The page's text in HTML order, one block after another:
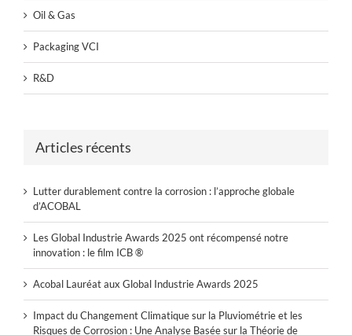
Oil & Gas
Packaging VCI
R&D
Articles récents
Lutter durablement contre la corrosion : l’approche globale
d’ACOBAL
Les Global Industrie Awards 2025 ont récompensé notre
innovation : le film ICB ®
Acobal Lauréat aux Global Industrie Awards 2025
Impact du Changement Climatique sur la Pluviométrie et les
Risques de Corrosion : Une Analyse Basée sur la Théorie de